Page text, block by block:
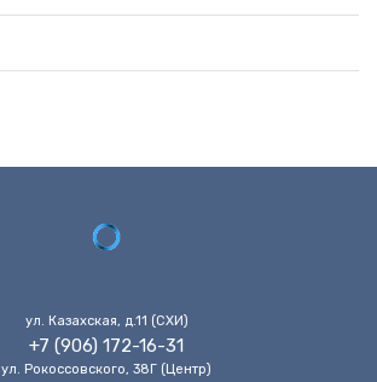
ул. Казахская, д.11 (CХИ)
+7 (906) 172-16-31
ул. Рокоссовского, 38Г (Центр)